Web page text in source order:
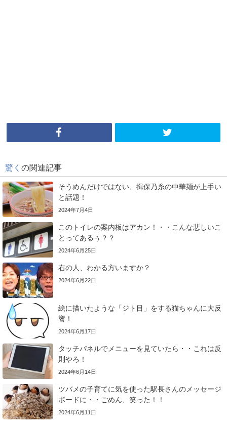
驚く の関連記事
そうめんだけではない、揖保乃糸の中華麺が上手い
と話題！
2024年7月4日
このトイレの案内板はアカン！・・こんな悲しいこ
とってあるぅ？？
2024年6月25日
右の人、わかる方いますか？
2024年6月22日
絵に描いたような「ジト目」をする猫ちゃんに大反
響！
2024年6月17日
タッチパネルでメニューを見ていたら・・これは反
則やろ！
2024年6月14日
ツバメの子育てに気を使った駅長さんのメッセージ
ボードに・・ごめん、笑った！！
2024年6月11日